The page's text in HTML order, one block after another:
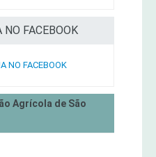
FACEBOOK
Agrícola de São